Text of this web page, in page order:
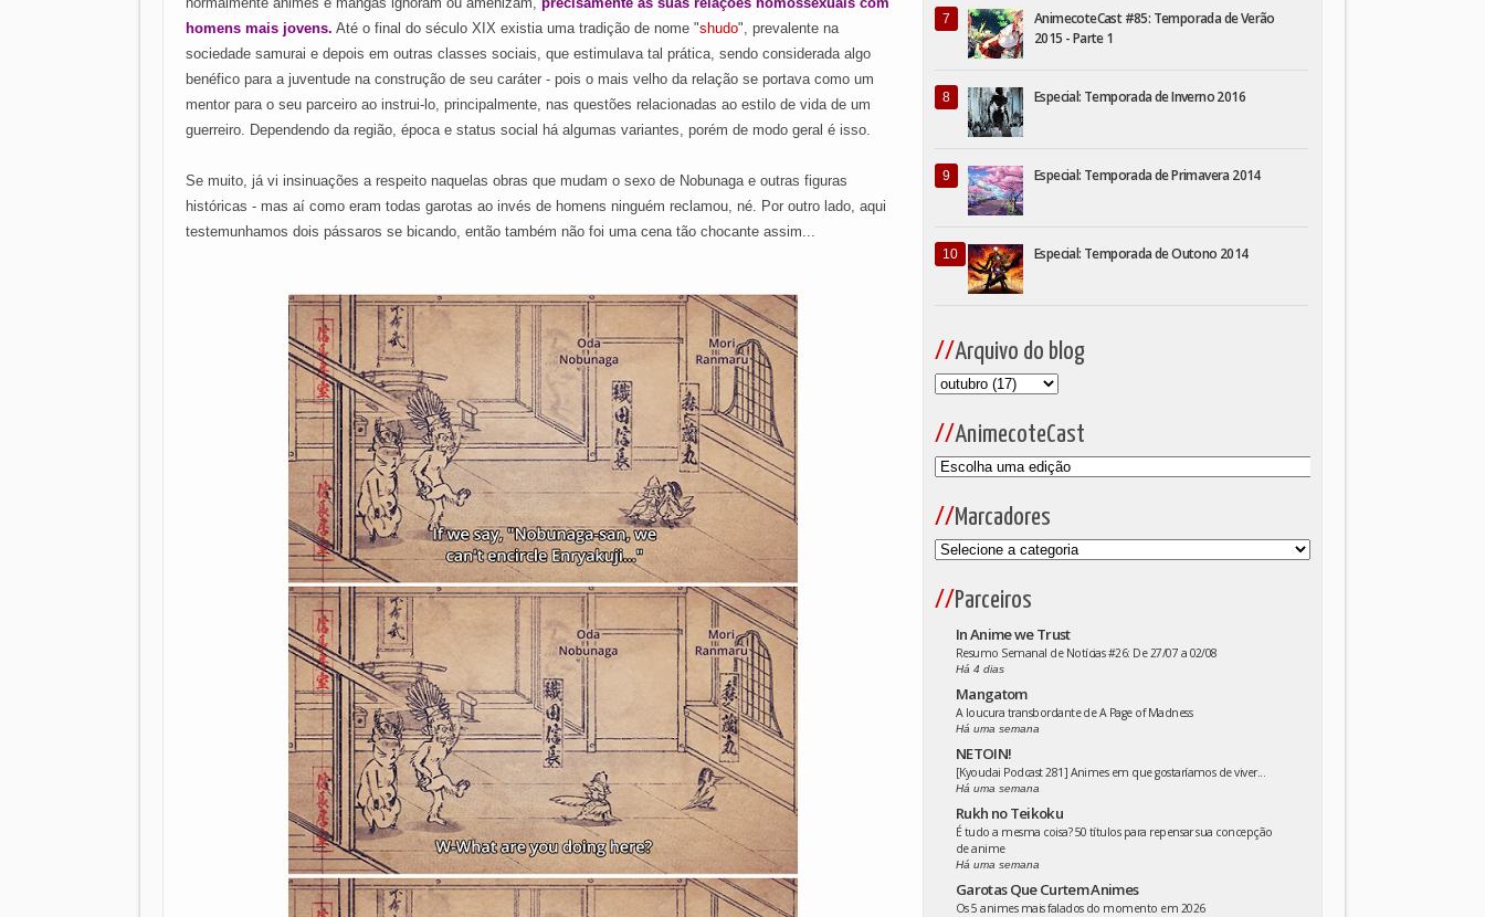
homens mais jovens. Até o final do século XIX existia uma tradição de nome "shudo", prevalente na
sociedade samurai e depois em outras classes sociais, que estimulava tal prática, sendo considerada algo
benéfico para a juventude na construção de seu caráter - pois o mais velho da relação se portava como um
mentor para o seu parceiro ao instrui-lo, principalmente, nas questões relacionadas ao estilo de vida de um
guerreiro. Dependendo da região, época e status social há algumas variantes, porém de modo geral é isso.
Se muito, já vi insinuações a respeito naquelas obras que mudam o sexo de Nobunaga e outras figuras
históricas - mas aí como eram todas garotas ao invés de homens ninguém reclamou, né. Por outro lado, aqui
testemunhamos dois pássaros se bicando, então também não foi uma cena tão chocante assim...
AnimecoteCast #85: Temporada de Verão
2015 - Parte 1
Especial: Temporada de Inverno 2016
Especial: Temporada de Primavera 2014
Especial: Temporada de Outono 2014
Arquivo do blog
AnimecoteCast
Marcadores
Parceiros
In Anime we Trust
Resumo Semanal de Notícias #26: De 27/07 a 02/08
Há 4 dias
Mangatom
A loucura transbordante de A Page of Madness
Há uma semana
NETOIN!
[Kyoudai Podcast 281] Animes em que gostaríamos de viver...
Há uma semana
Rukh no Teikoku
É tudo a mesma coisa? 50 títulos para repensar sua concepção
de anime
Há uma semana
Garotas Que Curtem Animes
Os 5 animes mais falados do momento em 2026